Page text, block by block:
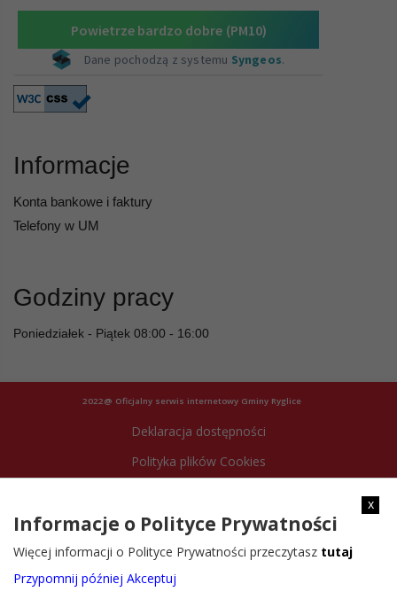
Informacje
Konta bankowe i faktury
Telefony w UM
Godziny pracy
Poniedziałek - Piątek 08:00 - 16:00
2022@ Oficjalny serwis internetowy Gminy Ryglice
Deklaracja dostępności
Polityka plików Cookies
x
Informacje o Polityce Prywatności
Więcej informacji o Polityce Prywatności przeczytasz tutaj
Przypomnij później Akceptuj